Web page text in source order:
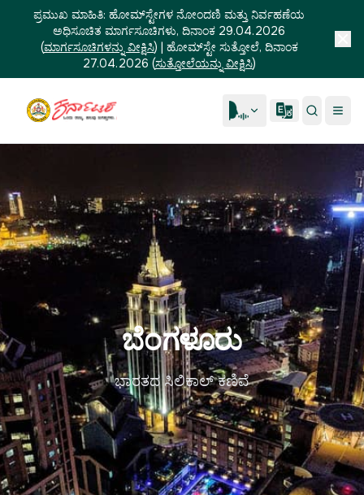
ಪ್ರಮುಖ ಮಾಹಿತಿ: ಹೋಮ್‌ಸ್ಟೇಗಳ ನೋಂದಣಿ ಮತ್ತು ನಿರ್ವಹಣೆಯ
ಅಧಿಸೂಚಿತ ಮಾರ್ಗಸೂಚಿಗಳು, ದಿನಾಂಕ 29.04.2026
(ಮಾರ್ಗಸೂಚಿಗಳನ್ನು ವೀಕ್ಷಿಸಿ) | ಹೋಮ್‌ಸ್ಟೇ ಸುತ್ತೋಲೆ, ದಿನಾಂಕ
27.04.2026 (ಸುತ್ತೋಲೆಯನ್ನು ವೀಕ್ಷಿಸಿ)
ಬೆಂಗಳೂರು
ಭಾರತದ ಸಿಲಿಕಾಲ್ ಕಣಿವೆ